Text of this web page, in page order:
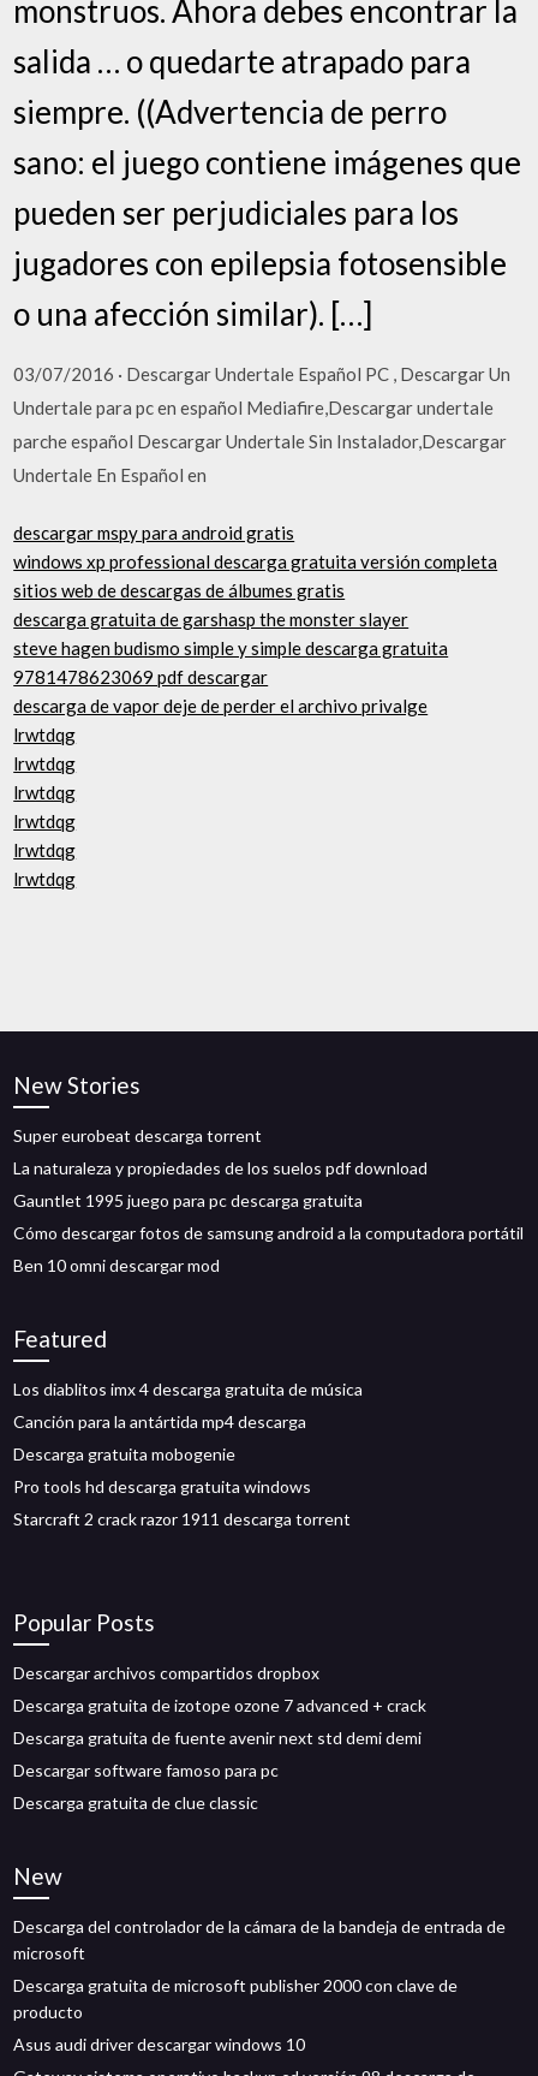
monstruos. Ahora debes encontrar la
salida … o quedarte atrapado para
siempre. ((Advertencia de perro
sano: el juego contiene imágenes que
pueden ser perjudiciales para los
jugadores con epilepsia fotosensible
o una afección similar). […]
03/07/2016 · Descargar Undertale Español PC , Descargar Un
Undertale para pc en español Mediafire,Descargar undertale
parche español Descargar Undertale Sin Instalador,Descargar
Undertale En Español en
descargar mspy para android gratis
windows xp professional descarga gratuita versión completa
sitios web de descargas de álbumes gratis
descarga gratuita de garshasp the monster slayer
steve hagen budismo simple y simple descarga gratuita
9781478623069 pdf descargar
descarga de vapor deje de perder el archivo privalge
lrwtdqg
lrwtdqg
lrwtdqg
lrwtdqg
lrwtdqg
lrwtdqg
New Stories
Super eurobeat descarga torrent
La naturaleza y propiedades de los suelos pdf download
Gauntlet 1995 juego para pc descarga gratuita
Cómo descargar fotos de samsung android a la computadora portátil
Ben 10 omni descargar mod
Featured
Los diablitos imx 4 descarga gratuita de música
Canción para la antártida mp4 descarga
Descarga gratuita mobogenie
Pro tools hd descarga gratuita windows
Starcraft 2 crack razor 1911 descarga torrent
Popular Posts
Descargar archivos compartidos dropbox
Descarga gratuita de izotope ozone 7 advanced + crack
Descarga gratuita de fuente avenir next std demi demi
Descargar software famoso para pc
Descarga gratuita de clue classic
New
Descarga del controlador de la cámara de la bandeja de entrada de
microsoft
Descarga gratuita de microsoft publisher 2000 con clave de
producto
Asus audi driver descargar windows 10